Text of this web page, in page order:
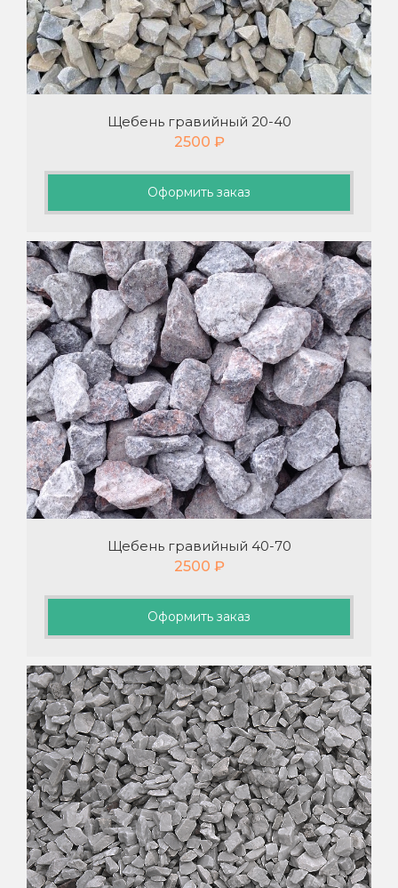
Щебень гравийный 20-40
2500 ₽
Оформить заказ
Щебень гравийный 40-70
2500 ₽
Оформить заказ